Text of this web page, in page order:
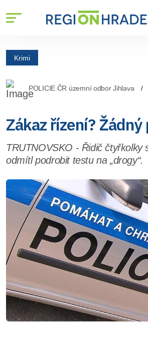
Krimi
POLICIE ČR územní odbor Jihlava
Zákaz řízení?
TRUTNOVSKO - Řidič čtyřkolky
odmítl podrobit testu na „drogy“.